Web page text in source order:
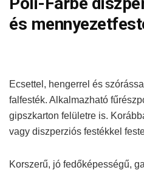
és
Ecsettel, hengerrel és
falfesték. Alkalmazható
gipszkarton felületre is.
vagy diszperziós festékkel
Korszerű, jó fedőképességű,